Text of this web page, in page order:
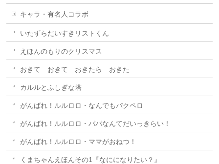
キャラ・有名人コラボ
いたずらだいすきリストくん
えほんのもりのクリスマス
おきて おきて おきたら おきた
カルルとふしぎな塔
がんばれ！ルルロロ・なんでもパクペロ
がんばれ！ルルロロ・パパなんてだいっきらい！
がんばれ！ルルロロ・ママがおねつ！
くまちゃんえほんその1『なにになりたい？』